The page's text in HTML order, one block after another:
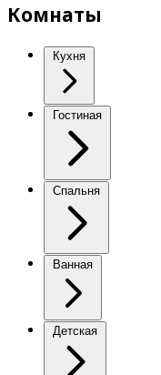
Комнаты
Кухня
Гостиная
Спальня
Ванная
Детская